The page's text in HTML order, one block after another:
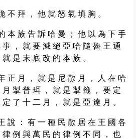
不 拜 ， 他 就 怒 氣 填 胸 。
本 族 告 訴 哈 曼 ； 他 以 為 下 手
， 就 要 滅 絕 亞 哈 隨 魯 王 通
是 末 底 改 的 本 族 。
正 月 ， 就 是 尼 散 月 ， 人 在 哈
掣 普 珥 ， 就 是 掣 籤 ， 要 定
了 十 二 月 ， 就 是 亞 達 月 。
說 ： 有 一 種 民 散 居 在 王 國 各
例 與 萬 民 的 律 例 不 同 ， 也